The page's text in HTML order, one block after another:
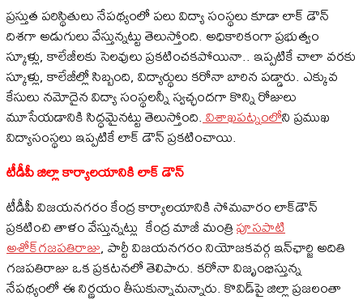
ప్రస్తుత పరిస్థితులు నేపథ్యంలో పలు విద్యా సంస్థలు కూడా లాక్ డౌన్
దిశగా అడుగులు వేస్తున్నట్టు తెలుస్తోంది. అధికారికంగా ప్రభుత్వం
స్కూళ్లు, కాలేజీలకు సెలవులు ప్రకటించకపోయినా.. ఇప్పటికే చాలా వరకు
స్కూళ్లు, కాలేజీల్లో సిబ్బంది, విద్యార్థులు కరోనా బారిన పడ్డారు. ఎక్కువ
కేసులు నమోదైన విద్యా సంస్థలన్నీ స్వచ్ఛందగా కొన్ని రోజులు
మూసేయడానికి సిద్ధమైనట్టు తెలుస్తోంది.విశాఖపట్నంలోని ప్రముఖ
విద్యాసంస్థలు ఇప్పటికే లాక్ డౌన్ ప్రకటించాయి.
టీడీపీ జిల్లా కార్యాలయానికి లాక్ డౌన్
టీడీపీ విజయనగరం కేంద్ర కార్యాలయానికి సోమవారం లాక్‌డౌన్‌
ప్రకటించి తాళం వేస్తున్నట్లు కేంద్ర మాజీ మంత్రిపూసపాటి
అశోక్‌గజపతిరాజు, పార్టీ విజయనగరం నియోజకవర్గ ఇన్‌ఛార్జి అదితి
గజపతిరాజు ఒక ప్రకటనలో తెలిపారు. కరోనా విజృంభిస్తున్న
నేపథ్యంలో ఈ నిర్ణయం తీసుకున్నామన్నారు. కొవిడ్‌పై జిల్లా ప్రజలంతా